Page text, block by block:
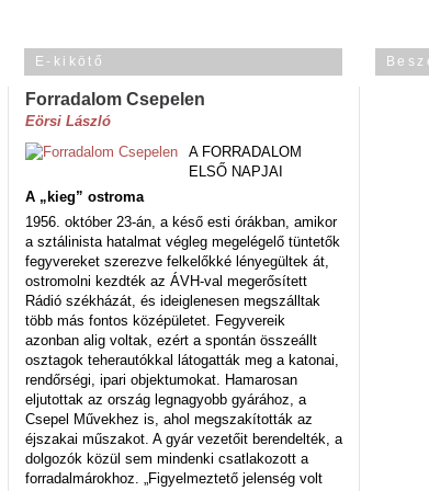
E-kikötő
Forradalom Csepelen
Eörsi László
A FORRADALOM
ELSŐ NAPJAI
A „kieg” ostroma
1956. október 23-án, a késő esti órákban, amikor
a sztálinista hatalmat végleg megelégelő tüntetők
fegyvereket szerezve felkelőkké lényegültek át,
ostromolni kezdték az ÁVH-val megerősített
Rádió székházát, és ideiglenesen megszálltak
több más fontos középületet. Fegyvereik
azonban alig voltak, ezért a spontán összeállt
osztagok teherautókkal látogatták meg a katonai,
rendőrségi, ipari objektumokat. Hamarosan
eljutottak az ország legnagyobb gyárához, a
Csepel Művekhez is, ahol megszakították az
éjszakai műszakot. A gyár vezetőit berendelték, a
dolgozók közül sem mindenki csatlakozott a
forradalmárokhoz. „Figyelmeztető jelenség volt